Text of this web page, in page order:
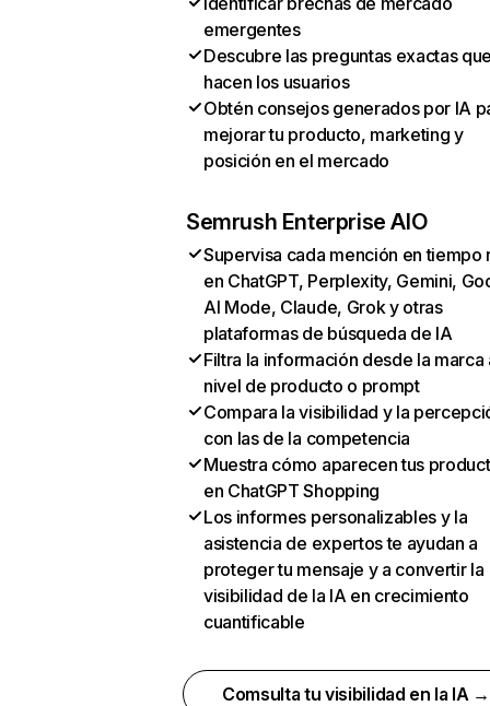
emergentes
Descubre las preguntas exactas
hacen los usuarios
Obtén consejos generados por IA
mejorar tu producto, marketing y
posición en el mercado
Semrush Enterprise AIO
Supervisa cada mención en tiempo
en ChatGPT, Perplexity, Gemini,
AI Mode, Claude, Grok y otras
plataformas de búsqueda de IA
Filtra la información desde la marca
nivel de producto o prompt
Compara la visibilidad y la
con las de la competencia
Muestra cómo aparecen tus
en ChatGPT Shopping
Los informes personalizables y la
asistencia de expertos te ayudan a
proteger tu mensaje y a convertir la
visibilidad de la IA en crecimiento
cuantificable
Comsulta tu visibilidad en la IA →